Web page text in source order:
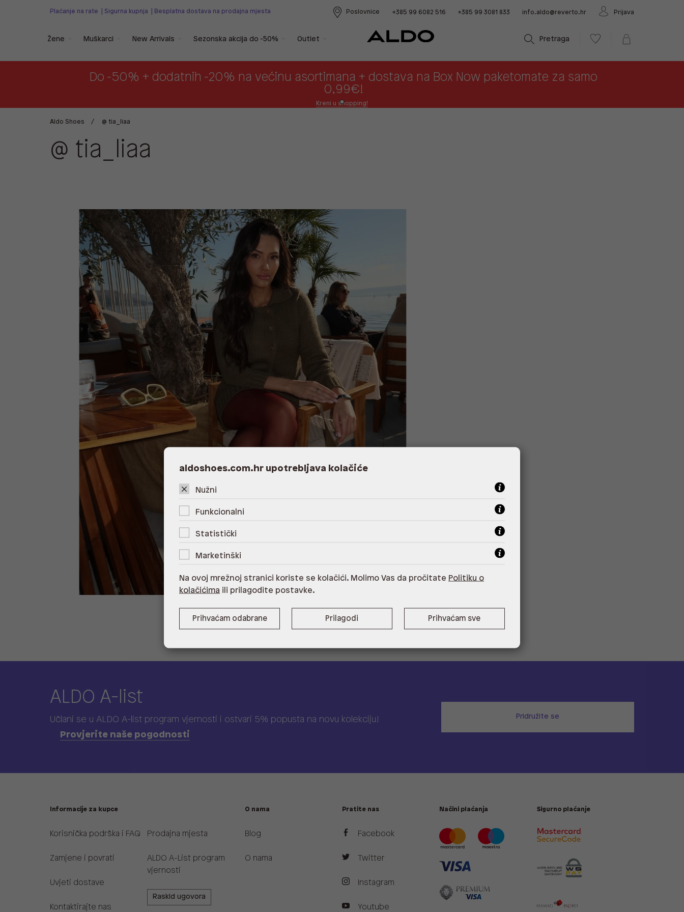
Plaćanje na rate Sigurna kupnja Besplatna dostava na prodajna mjesta Poslovnice +385 99 6082 516 +385 99 3081 833 info.aldo@reverto.hr Prijava
Pretraga
Žene Muškarci New Arrivals Sezonska akcija do -50% Outlet
Do -50% + dodatnih -20% na većinu asortimana + dostava na Box Now paketomate za samo
0,99€!
Kreni u shopping!
Aldo Shoes @ tia_liaa
@ tia_liaa
ALDO A-list
Učlani se u ALDO A-list program vjernosti i ostvari 5% popusta na novu kolekciju!
Provjerite naše pogodnosti
Pridružite se
Informacije za kupce
Korisnička podrška i FAQ
Zamjene i povrati
Uvjeti dostave
Kontaktirajte nas
Prodajna mjesta
ALDO A-List program
vjernosti
Raskid ugovora
O nama
Blog
O nama
Pratite nas
Facebook
Twitter
Instagram
Youtube
Načini plaćanja Sigurno plaćanje
aldoshoes.com.hr upotrebljava kolačiće
Nužni
Funkcionalni
Statistički
Marketinški
Na ovoj mrežnoj stranici koriste se kolačići. Molimo Vas da pročitate Politiku o
kolačićima ili prilagodite postavke.
Prihvaćam odabrane Prilagodi Prihvaćam sve